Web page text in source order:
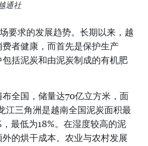
通社
要求的发展趋势。长期以来，越
者健康，而首先是保护生产
括泥炭和由泥炭制成的有机肥
全国，储量达70亿立方米，面
江三角洲是越南全国泥炭面积最
最低为18%。在湿度较高的泥
的烘干成本。农业与农村发展